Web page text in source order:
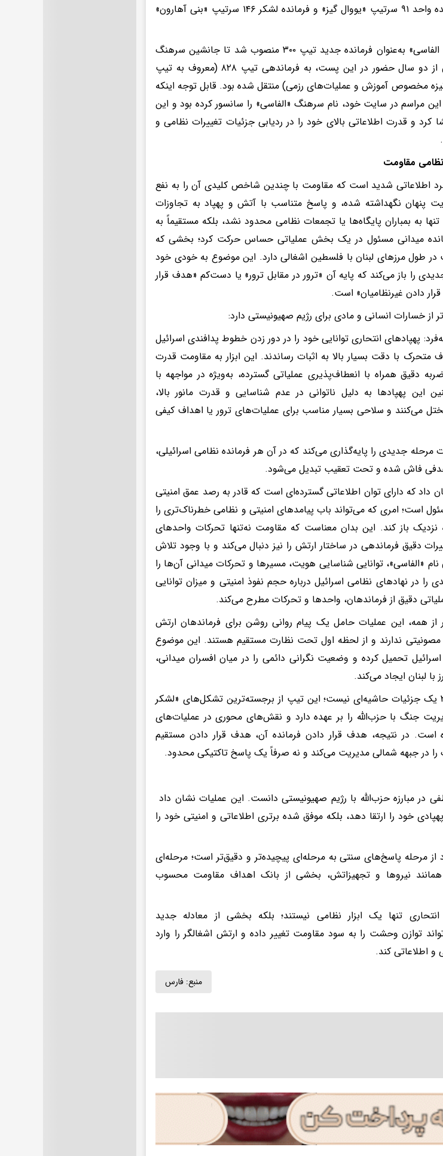
شمالی ژنرال «رافی میلو»، فرمانده واحد ۹۱ سرتیپ «یووال گیز» و فرمانده لشکر ۱۴۶ سرتیپ «بنی آهارون»
در این مراسم، سرهنگ «آویران الفاسی» به‌عنوان فرمانده جدید تیپ ۳۰۰ منصوب شد تا جانشین سرهنگ
«عمری روزنکرانتز» شود که پس از دو سال حضور در این پست، به فرماندهی تیپ ۸۲۸ (معروف به تیپ
مخصوص آموزش و عملیات‌های رزمی) منتقل شده بود. قابل توجه اینکه
مراسم در سایت خود، نام سرهنگ «الفاسی» را سانسور کرده بود و این
کرد و قدرت اطلاعاتی بالای خود را در ردیابی جزئیات تغییرات نظامی و
مقاومت
اطلاعاتی شدید است که مقاومت با چندین شاخص کلیدی آن را به نفع
پنهان نگهداشته شده، و پاسخ متناسب با آتش و پهپاد به تجاوزات
به بمباران پایگاه‌ها یا تجمعات نظامی محدود نشد، بلکه مستقیماً به
میدانی مسئول در یک بخش عملیاتی حساس حرکت کرد؛ بخشی که
طول مرزهای لبنان با فلسطین اشغالی دارد. این موضوع به خودی خود
را باز می‌کند که پایه آن «ترور در مقابل ترور» یا دست‌کم «هدف قرار
دادن غیرنظامیان» است.
از خسارات انسانی و مادی برای رژیم صهیونیستی دارد:
پهپادهای انتحاری توانایی خود را در دور زدن خطوط پدافندی اسرائیل
متحرک با دقت بسیار بالا به اثبات رساندند. این ابزار به مقاومت قدرت
دقیق همراه با انعطاف‌پذیری عملیاتی گسترده، به‌ویژه در مواجهه با
پهپادها به دلیل ناتوانی در عدم شناسایی و قدرت مانور بالا،
می‌کنند و سلاحی بسیار مناسب برای عملیات‌های ترور یا اهداف کیفی
مرحله جدیدی را پایه‌گذاری می‌کند که در آن هر فرمانده نظامی اسرائیلی،
فاش شده و تحت تعقیب تبدیل می‌شود.
داد که دارای توان اطلاعاتی گسترده‌ای است که قادر به رصد عمق امنیتی
است؛ امری که می‌تواند باب پیامدهای امنیتی و نظامی خطرناک‌تری را
نزدیک باز کند. این بدان معناست که مقاومت نه‌تنها تحرکات واحدهای
دقیق فرماندهی در ساختار ارتش را نیز دنبال می‌کند و با وجود تلاش
«الفاسی»، توانایی شناسایی هویت، مسیرها و تحرکات میدانی آن‌ها را
در نهادهای نظامی اسرائیل درباره حجم نفوذ امنیتی و میزان توانایی
دقیق از فرماندهان، واحدها و تحرکات مطرح می‌کند.
از همه، این عملیات حامل یک پیام روانی روشن برای فرماندهان ارتش
مصونیتی ندارند و از لحظه اول تحت نظارت مستقیم هستند. این موضوع
تحمیل کرده و وضعیت نگرانی دائمی را در میان افسران میدانی،
لبنان ایجاد می‌کند.
همچنین انتخاب دقیق تیپ ۳۰۰ یک جزئیات حاشیه‌ای نیست؛ این تیپ از برجسته‌ترین تشکل‌های «لشکر
جنگ با حزب‌الله را بر عهده دارد و نقش‌های محوری در عملیات‌های
است. در نتیجه، هدف قرار دادن فرمانده آن، هدف قرار دادن مستقیم
در جبهه شمالی مدیریت می‌کند و نه صرفاً یک پاسخ تاکتیکی محدود.
در مبارزه حزب‌الله با رژیم صهیونیستی دانست. این عملیات نشان داد
خود را ارتقا دهد، بلکه موفق شده برتری اطلاعاتی و امنیتی خود را
از مرحله پاسخ‌های سنتی به مرحله‌ای پیچیده‌تر و دقیق‌تر است؛ مرحله‌ای
نیروها و تجهیزاتش، بخشی از بانک اهداف مقاومت محسوب
تنها یک ابزار نظامی نیستند؛ بلکه بخشی از معادله جدید
توازن وحشت را به سود مقاومت تغییر داده و ارتش اشغالگر را وارد
و اطلاعاتی کند.
منبع: فارس